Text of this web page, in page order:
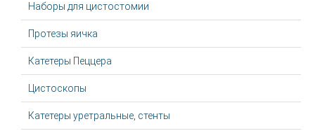
Наборы для цистостомии
Протезы яичка
Катетеры Пеццера
Цистоскопы
Катетеры уретральные, стенты